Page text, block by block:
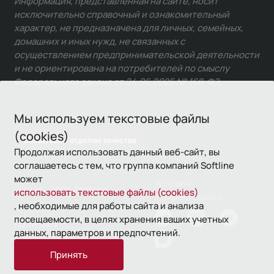
Мы используем текстовые файлы
(cookies)
Продолжая использовать данный веб-сайт, вы
соглашаетесь с тем, что группа компаний Softline
может
использовать текстовые файлы (cookies)
, необходимые для работы сайта и анализа
посещаемости, в целях хранения ваших учетных
данных, параметров и предпочтений.
Принять
Связаться с отделом качества
исключительно справочный и ознакомительный
характер, не предназначена для личных, семейных,
домашних и иных нужд, не связанных с
осуществлением предпринимательской деятельности
и не ориентирована на потребителей по смыслу
Федерального закона от 24.06.2025 № 168-ФЗ.
© 1993—2026 Softline
использования
Политика
конфиденциальности